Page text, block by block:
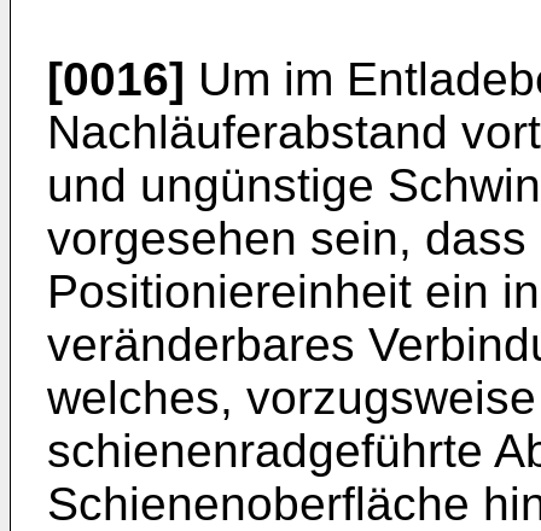
[0016] Um im
Nachläuferabstand
und ungünstige
vorgesehen sein,
Positioniereinheit ein
veränderbares
welches,
schienenradgeführte
Schienenoberfläche